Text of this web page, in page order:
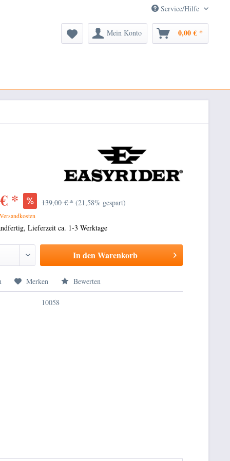
Service/Hilfe
Mein Konto 0,00 € *
* 139,00 € * (21,58% gespart)
Lieferzeit ca. 1-3 Werktage
In denWarenkorb
Merken Bewerten
10058